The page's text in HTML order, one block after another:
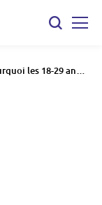
les 18-29 ans